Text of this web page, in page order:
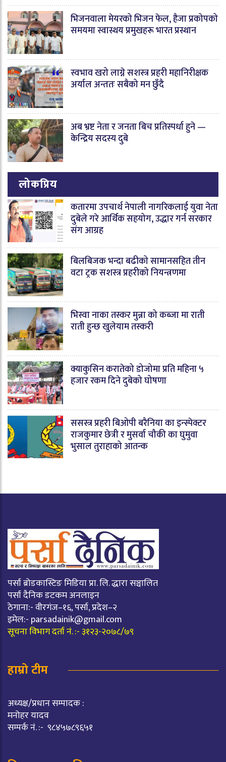
भिजनवाला मेयरको भिजन फेल, हैजा प्रकोपको
समयमा स्वास्थय प्रमुखहरू भारत प्रस्थान
स्वभाव खरो लाग्ने सशस्त्र प्रहरी महानिरीक्षक
अर्याल अन्ततः सबैको मन छुँदै
अब भ्रष्ट नेता र जनता बिच प्रतिस्पर्धा हुने —
केन्द्रिय सदस्य दुबे
लोकप्रिय
कतारमा उपचार्थ नेपाली नागरिकलाई युवा नेता
दुबेले गरे आर्थिक सहयोग, उद्धार गर्न सरकार
संग आग्रह
बिलबिजक भन्दा बढीको सामानसहित तीन
वटा ट्रक सशस्त्र प्रहरीको नियन्त्रणमा
भिस्वा नाका तस्कर मुन्ना को कब्जा मा राती
राती हुन्छ खुलेयाम तस्करी
क्याकुसिन करातेको डोजोमा प्रति महिना ५
हजार रकम दिने दुबेको घोषणा
ससस्त्र प्रहरी बिओपी बरैनिया का इन्स्पेक्टर
राजकुमार छेत्री र मुसर्वा चौकी का घुमुवा
भुसाल तुराहाको आतन्क
पर्सा ब्रोडकास्टिङ मिडिया प्रा. लि. द्धारा सञ्चालित
पर्सा दैनिक डटकम अनलाइन
ठेगाना:- वीरगंज–१६, पर्सा, प्रदेश–२
इमेल:- parsadainik@gmail.com
सूचना विभाग दर्ता नं. :- ३१२३-२०७८/७९
हाम्रो टीम
अध्यक्ष/प्रधान सम्पादक :
मनोहर यादव
सम्पर्क नं. :- ९८४५७८९६५१